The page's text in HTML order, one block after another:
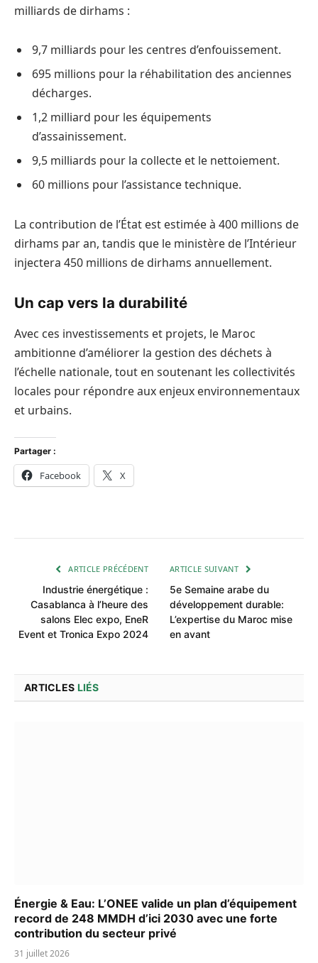
milliards de dirhams :
9,7 milliards pour les centres d’enfouissement.
695 millions pour la réhabilitation des anciennes
décharges.
1,2 milliard pour les équipements
d’assainissement.
9,5 milliards pour la collecte et le nettoiement.
60 millions pour l’assistance technique.
La contribution de l’État est estimée à 400 millions de
dirhams par an, tandis que le ministère de l’Intérieur
injectera 450 millions de dirhams annuellement.
Un cap vers la durabilité
Avec ces investissements et projets, le Maroc
ambitionne d’améliorer la gestion des déchets à
l’échelle nationale, tout en soutenant les collectivités
locales pour répondre aux enjeux environnementaux
et urbains.
Partager :
Facebook X
ARTICLE PRÉCÉDENT
Industrie énergétique :
Casablanca à l’heure des
salons Elec expo, EneR
Event et Tronica Expo 2024
ARTICLE SUIVANT
5e Semaine arabe du
développement durable:
L’expertise du Maroc mise
en avant
ARTICLES LIÉS
Énergie & Eau: L’ONEE valide un plan d’équipement
record de 248 MMDH d’ici 2030 avec une forte
contribution du secteur privé
31 juillet 2026